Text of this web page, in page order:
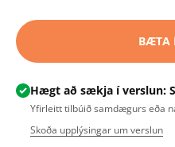
BÆTA
Hægt að sækja í verslun:
Yfirleitt tilbúið samdægurs eða
Skoða upplýsingar um verslun